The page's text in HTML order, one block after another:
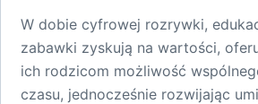
W dobie cyfrowej rozrywki,
zabawki zyskują na wartości,
ich rodzicom możliwość
czasu, jednocześnie rozwijając